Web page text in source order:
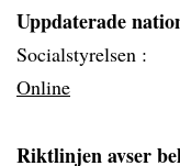
Uppdaterade
Socialstyrelsen :
Online
Riktlinjen avser